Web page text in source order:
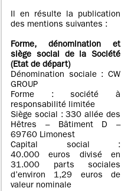
Il en résulte la publication
des mentions suivantes :
Forme, dénomination et
siège social de la Société
(Etatde départ)
Dénomination sociale : CW
GROUP
Forme : société à
responsabilité limitée
Siège social : 330 allée des
Hêtres – Bâtiment D –
69760 Limonest
Capital social :
40.000 euros divisé en
31.000 parts sociales
d’environ 1,29 euros de
valeur nominale